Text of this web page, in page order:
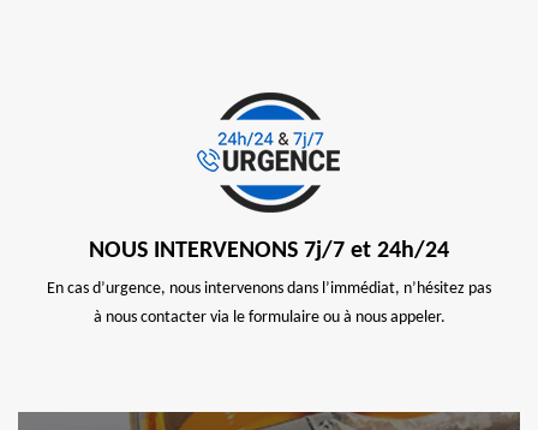
NOUS INTERVENONS 7j/7 et 24h/24
En cas d’urgence, nous intervenons dans l’immédiat, n’hésitez pas
à nous contacter via le formulaire ou à nous appeler.